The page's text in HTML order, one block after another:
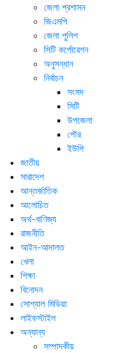
জেলা প্রশাসন
জিএমপি
জেলা পুলিশ
সিটি কর্পোরেশন
অনুসন্ধান
নির্বাচন
সংসদ
সিটি
উপজেলা
পৌর
ইউপি
জাতীয়
সারাদেশ
আন্তর্জাতিক
আলোচিত
অর্থ-বাণিজ্য
রাজনীতি
আইন-আদালত
খেলা
শিক্ষা
বিনোদন
সোশ্যাল মিডিয়া
লাইফস্টাইল
অন্যান্য
সম্পাদকীয়